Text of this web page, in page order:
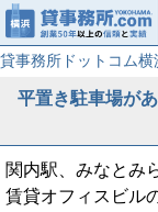
貸事務所ドットコム横
平置き駐車場が
関内駅、みなとみ
賃貸オフィスビル